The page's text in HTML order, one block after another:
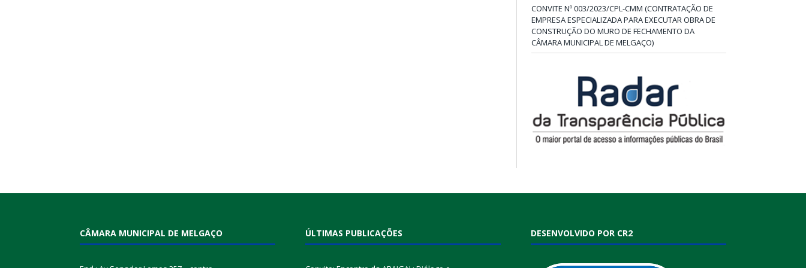
CONVITE Nº 003/2023/CPL-CMM (CONTRATAÇÃO DE
EMPRESA ESPECIALIZADA PARA EXECUTAR OBRA DE
CONSTRUÇÃO DO MURO DE FECHAMENTO DA
CÂMARA MUNICIPAL DE MELGAÇO)
CÂMARA MUNICIPAL DE MELGAÇO ÚLTIMAS PUBLICAÇÕES DESENVOLVIDO POR CR2